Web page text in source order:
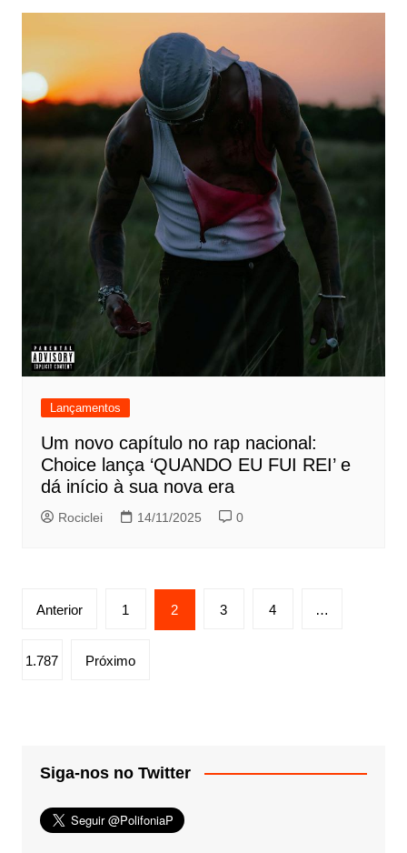
Lançamentos
Um novo capítulo no rap nacional:
Choice lança ‘QUANDO EU FUI REI’ e
dá início à sua nova era
Rociclei 14/11/2025 0
Paginação
posts
Anterior 1 2 3 4 …
1.787 Próximo
Siga-nos no Twitter